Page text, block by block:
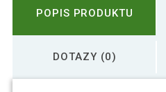
POPIS PRODUKTU
DOTAZY (0)